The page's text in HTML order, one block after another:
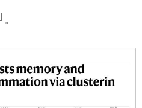
] 。